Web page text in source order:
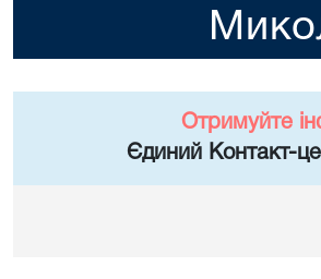
Отримуйте
Єдиний Контакт-